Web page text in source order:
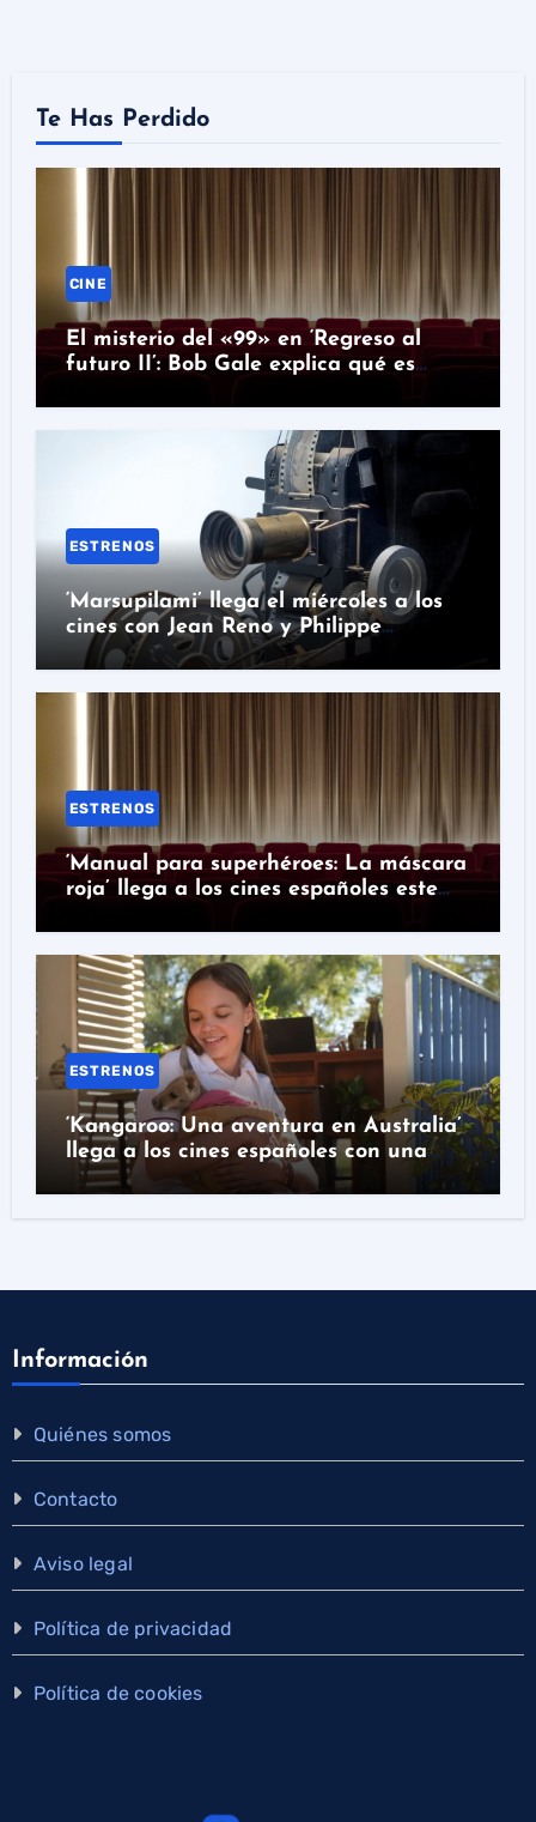
Te Has Perdido
CINE
El misterio del «99» en ‘Regreso al
futuro II’: Bob Gale explica qué es
ESTRENOS
‘Marsupilami’ llega el miércoles a los
cines con Jean Reno y Philippe
Lacheau
ESTRENOS
‘Manual para superhéroes: La máscara
roja’ llega a los cines españoles este
ESTRENOS
‘Kangaroo: Una aventura en Australia’
llega a los cines españoles con una
historia real detrás
Información
Quiénes somos
Contacto
Aviso legal
Política de privacidad
Política de cookies